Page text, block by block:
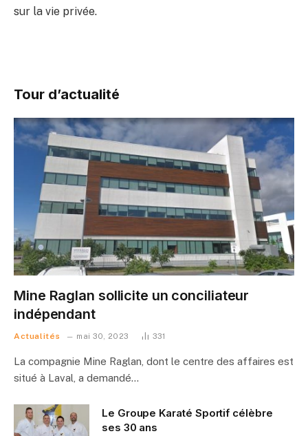
sur la vie privée.
Tour d’actualité
Mine Raglan sollicite un conciliateur
indépendant
Actualités mai 30, 2023 331
La compagnie Mine Raglan, dont le centre des affaires est
situé à Laval, a demandé…
Le Groupe Karaté Sportif célèbre
ses 30 ans